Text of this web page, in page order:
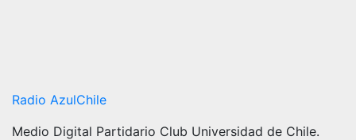
Radio AzulChile
Medio Digital Partidario Club Universidad de Chile.